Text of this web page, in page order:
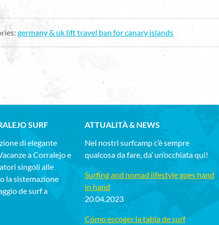
germany & uk lift travel ban for canary islands
SURF
di elegante
a Corralejo e
singoli alle
la sistemazione
de surf a
ATTUALITÀ & NEWS
Nei nostri surfcamp c’è sempre
qualcosa da fare, da’ un’occhiata qui!
Surfing and nomad lifestyle goes hand
in hand
20.04.2023
Cómo escoger la tabla de surf